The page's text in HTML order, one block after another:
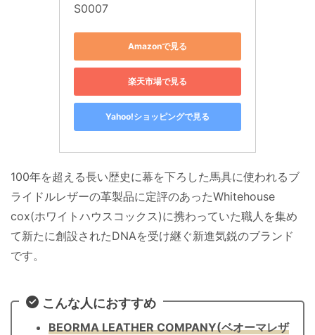
S0007
Amazonで見る
楽天市場で見る
Yahoo!ショッピングで見る
100年を超える長い歴史に幕を下ろした馬具に使われるブ
ライドルレザーの革製品に定評のあったWhitehouse
cox(ホワイトハウスコックス)に携わっていた職人を集め
て新たに創設されたDNAを受け継ぐ新進気鋭のブランド
です。
こんな人におすすめ
BEORMA LEATHER COMPANY(ベオーマレザ